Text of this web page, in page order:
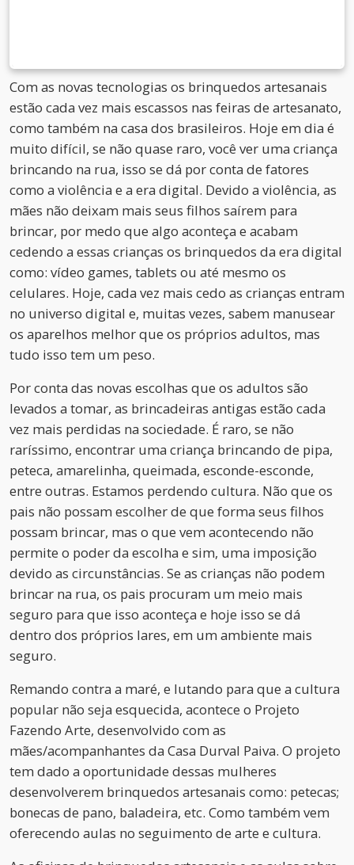
Com as novas tecnologias os brinquedos artesanais
estão cada vez mais escassos nas feiras de artesanato,
como também na casa dos brasileiros. Hoje em dia é
muito difícil, se não quase raro, você ver uma criança
brincando na rua, isso se dá por conta de fatores
como a violência e a era digital. Devido a violência, as
mães não deixam mais seus filhos saírem para
brincar, por medo que algo aconteça e acabam
cedendo a essas crianças os brinquedos da era digital
como: vídeo games, tablets ou até mesmo os
celulares. Hoje, cada vez mais cedo as crianças entram
no universo digital e, muitas vezes, sabem manusear
os aparelhos melhor que os próprios adultos, mas
tudo isso tem um peso.
Por conta das novas escolhas que os adultos são
levados a tomar, as brincadeiras antigas estão cada
vez mais perdidas na sociedade. É raro, se não
raríssimo, encontrar uma criança brincando de pipa,
peteca, amarelinha, queimada, esconde-esconde,
entre outras. Estamos perdendo cultura. Não que os
pais não possam escolher de que forma seus filhos
possam brincar, mas o que vem acontecendo não
permite o poder da escolha e sim, uma imposição
devido as circunstâncias. Se as crianças não podem
brincar na rua, os pais procuram um meio mais
seguro para que isso aconteça e hoje isso se dá
dentro dos próprios lares, em um ambiente mais
seguro.
Remando contra a maré, e lutando para que a cultura
popular não seja esquecida, acontece o Projeto
Fazendo Arte, desenvolvido com as
mães/acompanhantes da Casa Durval Paiva. O projeto
tem dado a oportunidade dessas mulheres
desenvolverem brinquedos artesanais como: petecas;
bonecas de pano, baladeira, etc. Como também vem
oferecendo aulas no seguimento de arte e cultura.